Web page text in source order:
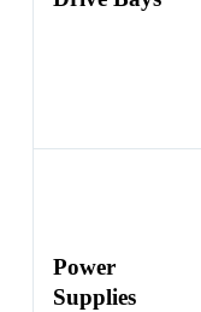
Power
Supplies